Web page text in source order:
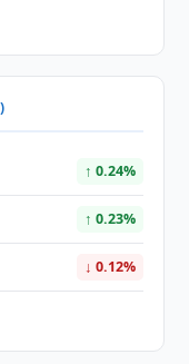
↑ 0.24%
↑ 0.23%
↓ 0.12%